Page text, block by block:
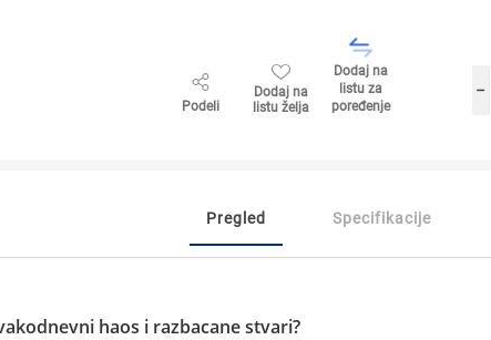
Podeli
Dodaj na
listu želja
Dodaj na
listu za
poređenje
h
Pregled Specifikacije
haos i razbacane stvari?